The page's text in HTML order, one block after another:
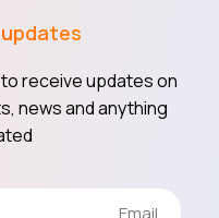
receive updates on
news and anything